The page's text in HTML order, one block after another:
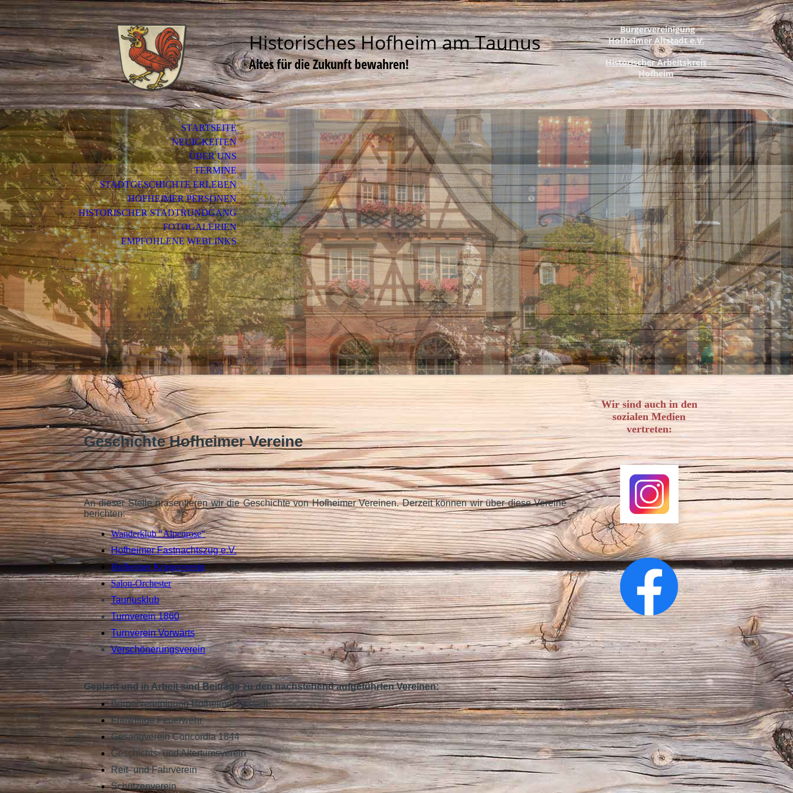
Historisches Hofheim am Taunus
Altes für die Zukunft bewahren!
Bürgervereinigung
Hofheimer Altstadt e.V.
Historischer Arbeitskreis
Hofheim
STARTSEITE
NEUIGKEITEN
ÜBER UNS
TERMINE
STADTGESCHICHTE ERLEBEN
HOFHEIMER PERSONEN
HISTORISCHER STADTRUNDGANG
FOTOGALERIEN
EMPFOHLENE WEBLINKS
Geschichte Hofheimer Vereine
An dieser Stelle präsentieren wir die Geschichte von Hofheimer Vereinen. Derzeit können wir über diese Vereine
berichten:
Wanderklub "Alpenrose"
Hofheimer Fastnachtszug e.V.
Hofheimer Kriegerverein
Salon-Orchester
Taunusklub
Turnverein 1860
Turnverein Vorwärts
Verschönerungsverein
Geplant und in Arbeit sind Beiträge zu den nachstehend aufgeführten Vereinen:
Bürgervereinigung Hofheimer Altstadt
Freiwillige Feuerwehr
Gesangverein Concordia 1844
Geschichts- und Altertumsverein
Reit- und Fahrverein
Schützenverein
Wir sind auch in den
sozialen Medien
vertreten: